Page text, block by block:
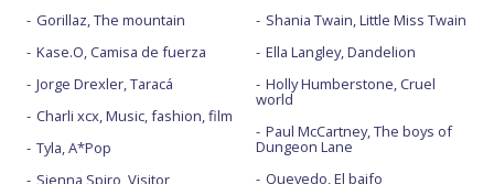
Gorillaz, The mountain
Kase.O, Camisa de fuerza
Jorge Drexler, Taracá
Charli xcx, Music, fashion, film
Tyla, A*Pop
Sienna Spiro, Visitor
Shania Twain, Little Miss Twain
Ella Langley, Dandelion
Holly Humberstone, Cruel
world
Paul McCartney, The boys of
Dungeon Lane
Quevedo, El baifo